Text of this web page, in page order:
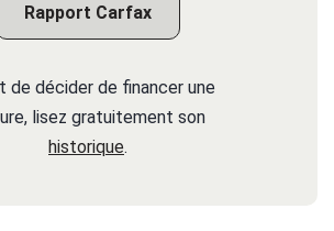
Rapport Carfax
de décider de financer une
lisez gratuitement son
historique.